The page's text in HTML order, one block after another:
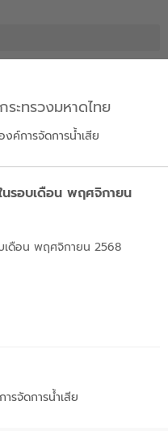
ะทรวงมหาดไทย
ค์การจัดการน้ำเสีย
นรอบเดือน พฤศจิกายน
เดือน พฤศจิกายน 2568
รจัดการน้ำเสีย